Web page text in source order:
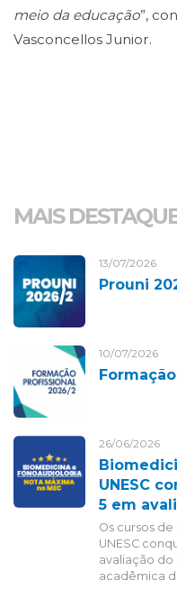
meio da educação”,
Vasconcellos Junior.
MAIS
13/07/2026
Prouni
10/07/2026
26/06/2026
UNESC
5 em
Os cursos
UNESC
avaliação do
acadêmica